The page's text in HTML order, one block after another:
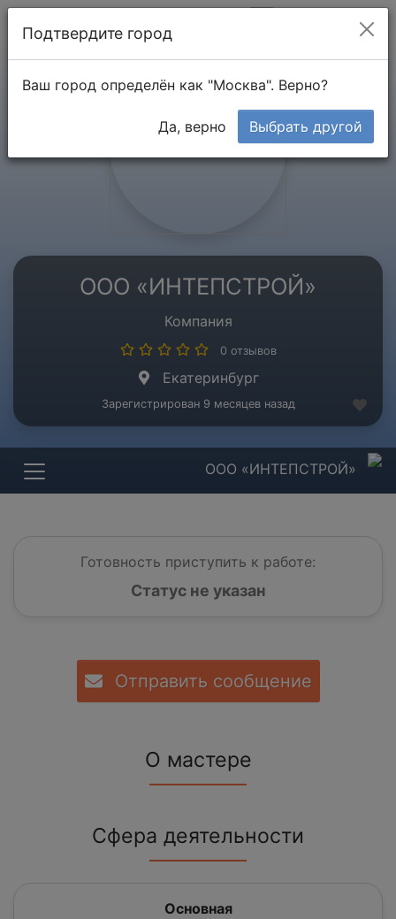
ООО «ИНТЕПСТРОЙ»
Компания
0 отзывов
Екатеринбург
Зарегистрирован 9 месяцев назад
ООО «ИНТЕПСТРОЙ»
Готовность приступить к работе:
Статус не указан
Отправить сообщение
О мастере
Сфера деятельности
Основная
Подтвердите город
Ваш город определён как "Москва". Верно?
Да, верно Выбрать другой